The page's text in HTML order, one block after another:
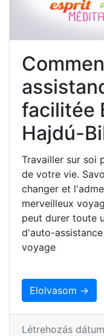
facilitée
Hajdú-
Travailler sur soi
de votre vie.
changer et
merveilleux
peut durer toute
d'auto-
voyage
Elolvasom →
Létrehozás